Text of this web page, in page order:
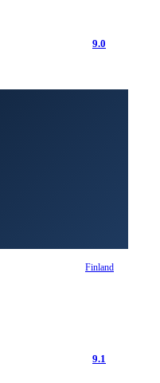
9.0
Finland
9.1